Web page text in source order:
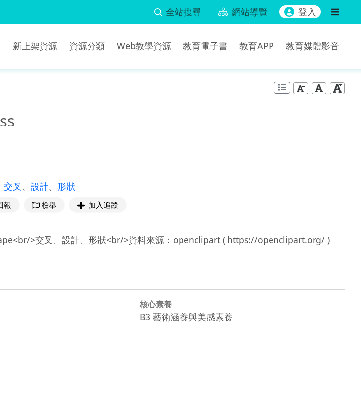
全站搜尋 網站導覽 登入
新上架資源 資源分類 Web教學資源 教育電子書 教育APP 教育媒體影音
交叉 、 設計、 形狀
報 檢舉 加入追蹤
核心素養
B3 藝術涵養與美感素養